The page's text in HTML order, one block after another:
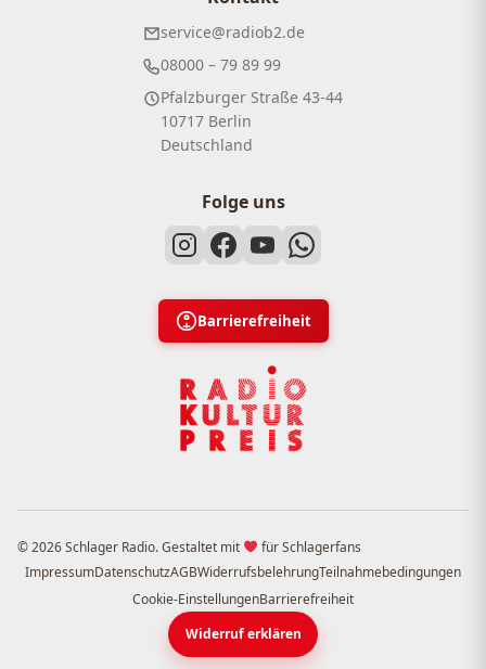
service@radiob2.de
08000 – 79 89 99
Pfalzburger Straße 43-44
10717 Berlin
Deutschland
Folge uns
Barrierefreiheit
© 2026 Schlager Radio. Gestaltet mit
für Schlagerfans
ImpressumDatenschutzAGBWiderrufsbelehrungTeilnahmebedingungen
Cookie-EinstellungenBarrierefreiheit
Widerruf erklären